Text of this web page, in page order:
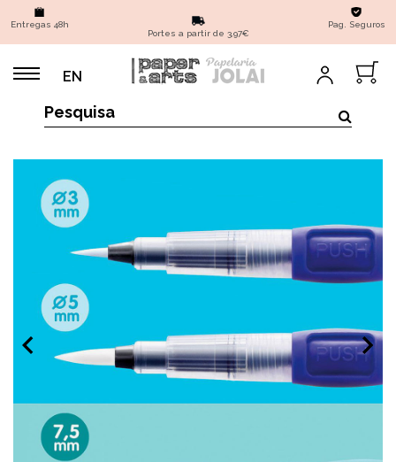
Entregas 48h
Portes a partir de 3,97€
Pag. Seguros
EN